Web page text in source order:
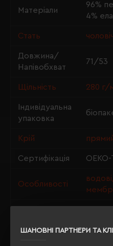
ШАНОВНІ ПАРТНЕРИ ТА
Матеріали
96%
4%
Стать
Довжина/
Напівобхват
71/53
Щільність 280 г/
Індивідуальна
упаковка
Крій
Сертифікація
Особливості